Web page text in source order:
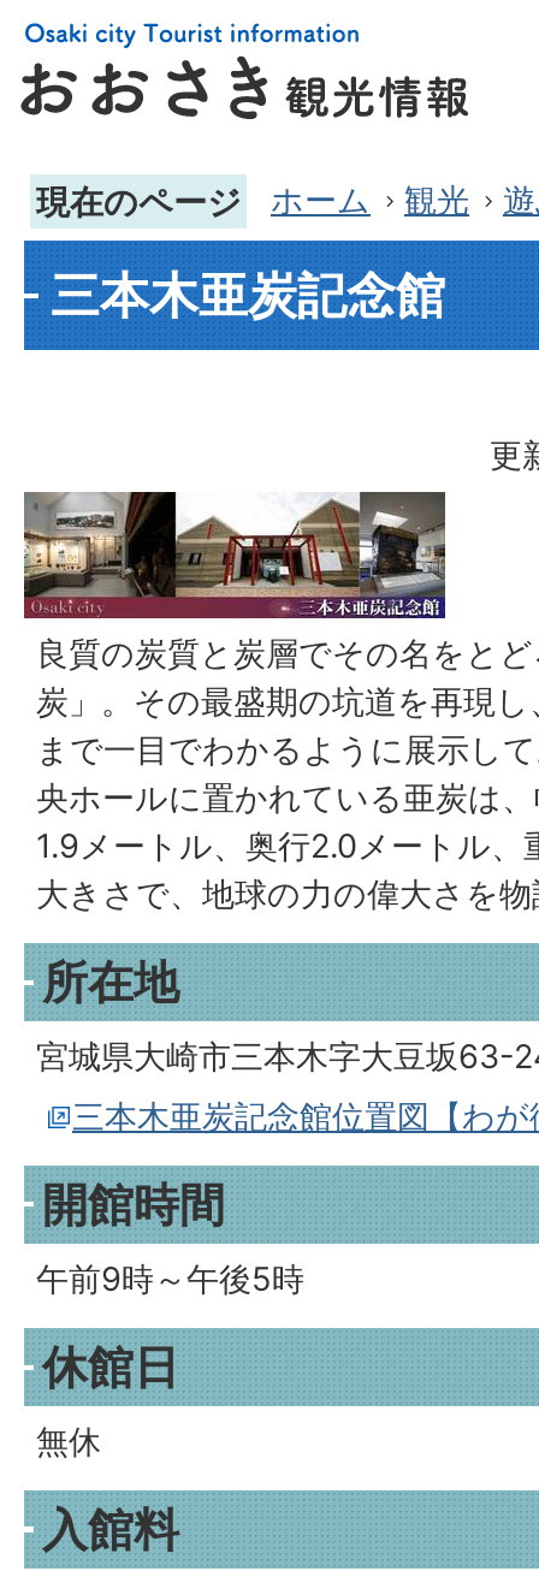
現在のページ ホーム 観光
三本木亜炭記念館
更
良質の炭質と炭層でその名をと
炭」。その最盛期の坑道を再現
まで一目でわかるように展示し
央ホールに置かれている亜炭は
1.9メートル、奥行2.0メートル
大きさで、地球の力の偉大さを
所在地
宮城県大崎市三本木字大豆坂63-
三本木亜炭記念館位置図【わ
開館時間
午前9時～午後5時
休館日
無休
入館料